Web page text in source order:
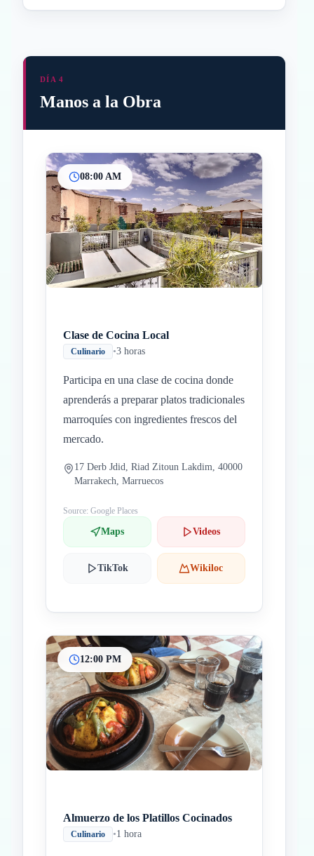
InicioParadas intermedias
Final
DÍA 4
Manos a la Obra
08:00 AM
Clase de Cocina Local
Culinario •3 horas
Participa en una clase de cocina donde
aprenderás a preparar platos tradicionales
marroquíes con ingredientes frescos del
mercado.
17 Derb Jdid, Riad Zitoun Lakdim, 40000
Marrakech, Marruecos
Source: Google Places
Maps Videos
TikTok Wikiloc
12:00 PM
Almuerzo de los Platillos Cocinados
Culinario •1 hora